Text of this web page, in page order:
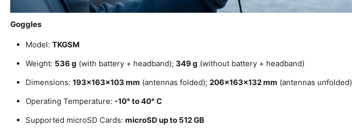
Goggles
Model: TKGSM
Weight: 536 g (with battery + headband); 349 g (without battery + headband)
Dimensions: 193×163×103 mm (antennas folded); 206×163×132 mm (antennas unfolded)
Operating Temperature: -10° to 40° C
Supported microSD Cards: microSD up to 512 GB